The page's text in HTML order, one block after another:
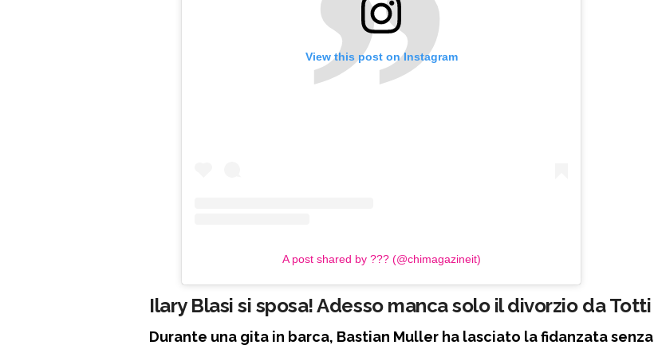
View this post on Instagram
A post shared by ??? (@chimagazineit)
Ilary Blasi si sposa! Adesso manca solo il divorzio da Totti
Durante una gita in barca, Bastian Muller ha lasciato la fidanzata senza